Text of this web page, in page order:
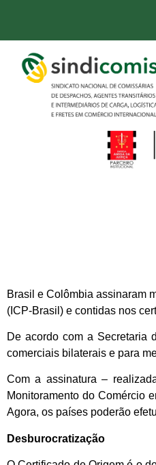
Brasil e Colômbia assinaram
(ICP-Brasil) e contidas nos
De acordo com a Secretaria
comerciais bilaterais e para
Com a assinatura –
Monitoramento do Comércio
Agora, os países poderão
Desburocratização